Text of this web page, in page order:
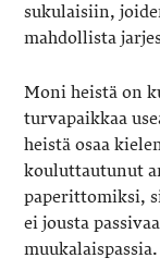
sukulaisiin,
mahdollista
Moni heistä on
turvapaikkaa
heistä osaa
kouluttautunut
paperittomiksi,
ei jousta
muukalaispassia.